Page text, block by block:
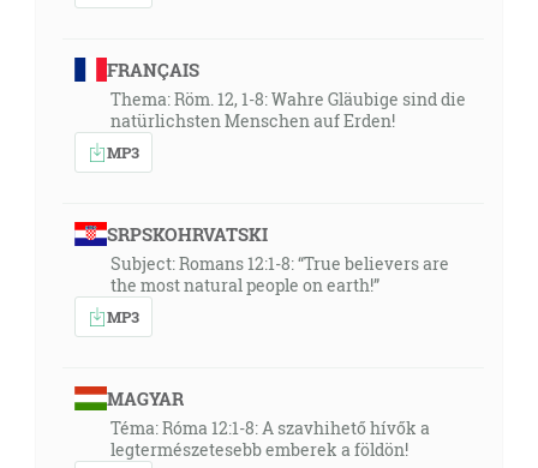
FRANÇAIS
Thema: Röm. 12, 1-8: Wahre Gläubige sind die
natürlichsten Menschen auf Erden!
MP3
SRPSKOHRVATSKI
Subject: Romans 12:1-8: “True believers are
the most natural people on earth!”
MP3
MAGYAR
Téma: Róma 12:1-8: A szavhihető hívők a
legtermészetesebb emberek a földön!